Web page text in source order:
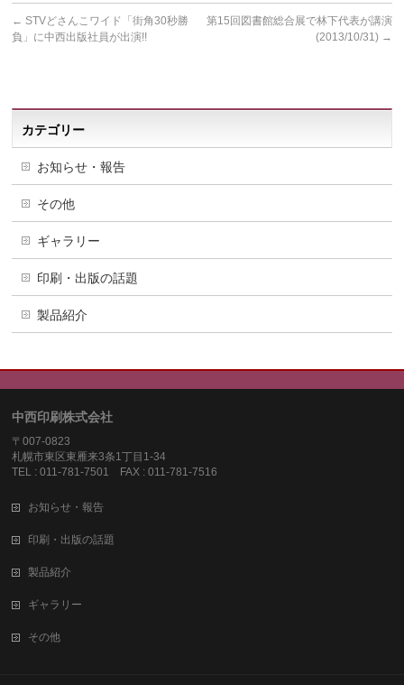
← STVどさんこワイド「街角30秒勝
負」に中西出版社員が出演!!
第15回図書館総合展で林下代表が講演
(2013/10/31) →
カテゴリー
お知らせ・報告
その他
ギャラリー
印刷・出版の話題
製品紹介
中西印刷株式会社
〒007-0823
札幌市東区東雁来3条1丁目1-34
TEL : 011-781-7501 FAX : 011-781-7516
お知らせ・報告
印刷・出版の話題
製品紹介
ギャラリー
その他